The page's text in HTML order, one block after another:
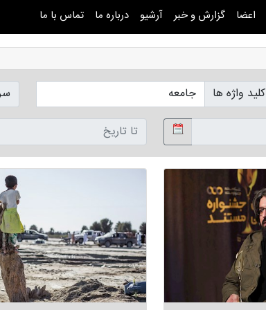
اعضا گزارش و خبر آرشیو درباره ما تماس با ما
کلید واژه ها